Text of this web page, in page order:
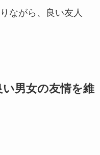
ながら、良い友人
男女の友情を維